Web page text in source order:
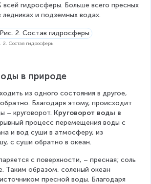
всей гидросферы. Больше всего пресных
и подземных водах.
2. Состав гидросферы
в природе
из одного состояния в другое,
Благодаря этому, происходит
– круговорот. Круговорот воды в
процесс перемещения воды с
и вод суши в атмосферу, из
с суши обратно в океан.
с поверхности, – пресная; соль
Таким образом, соленый океан
пресной воды. Благодаря